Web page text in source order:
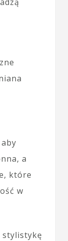
a
które
w
stylistykę